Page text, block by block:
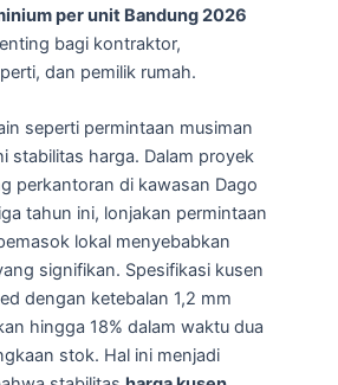
per unit Bandung 2026
bagi kontraktor,
dan pemilik rumah.
seperti permintaan musiman
stabilitas harga. Dalam proyek
perkantoran di kawasan Dago
tahun ini, lonjakan permintaan
lokal menyebabkan
signifikan. Spesifikasi kusen
dengan ketebalan 1,2 mm
hingga 18% dalam waktu dua
stok. Hal ini menjadi